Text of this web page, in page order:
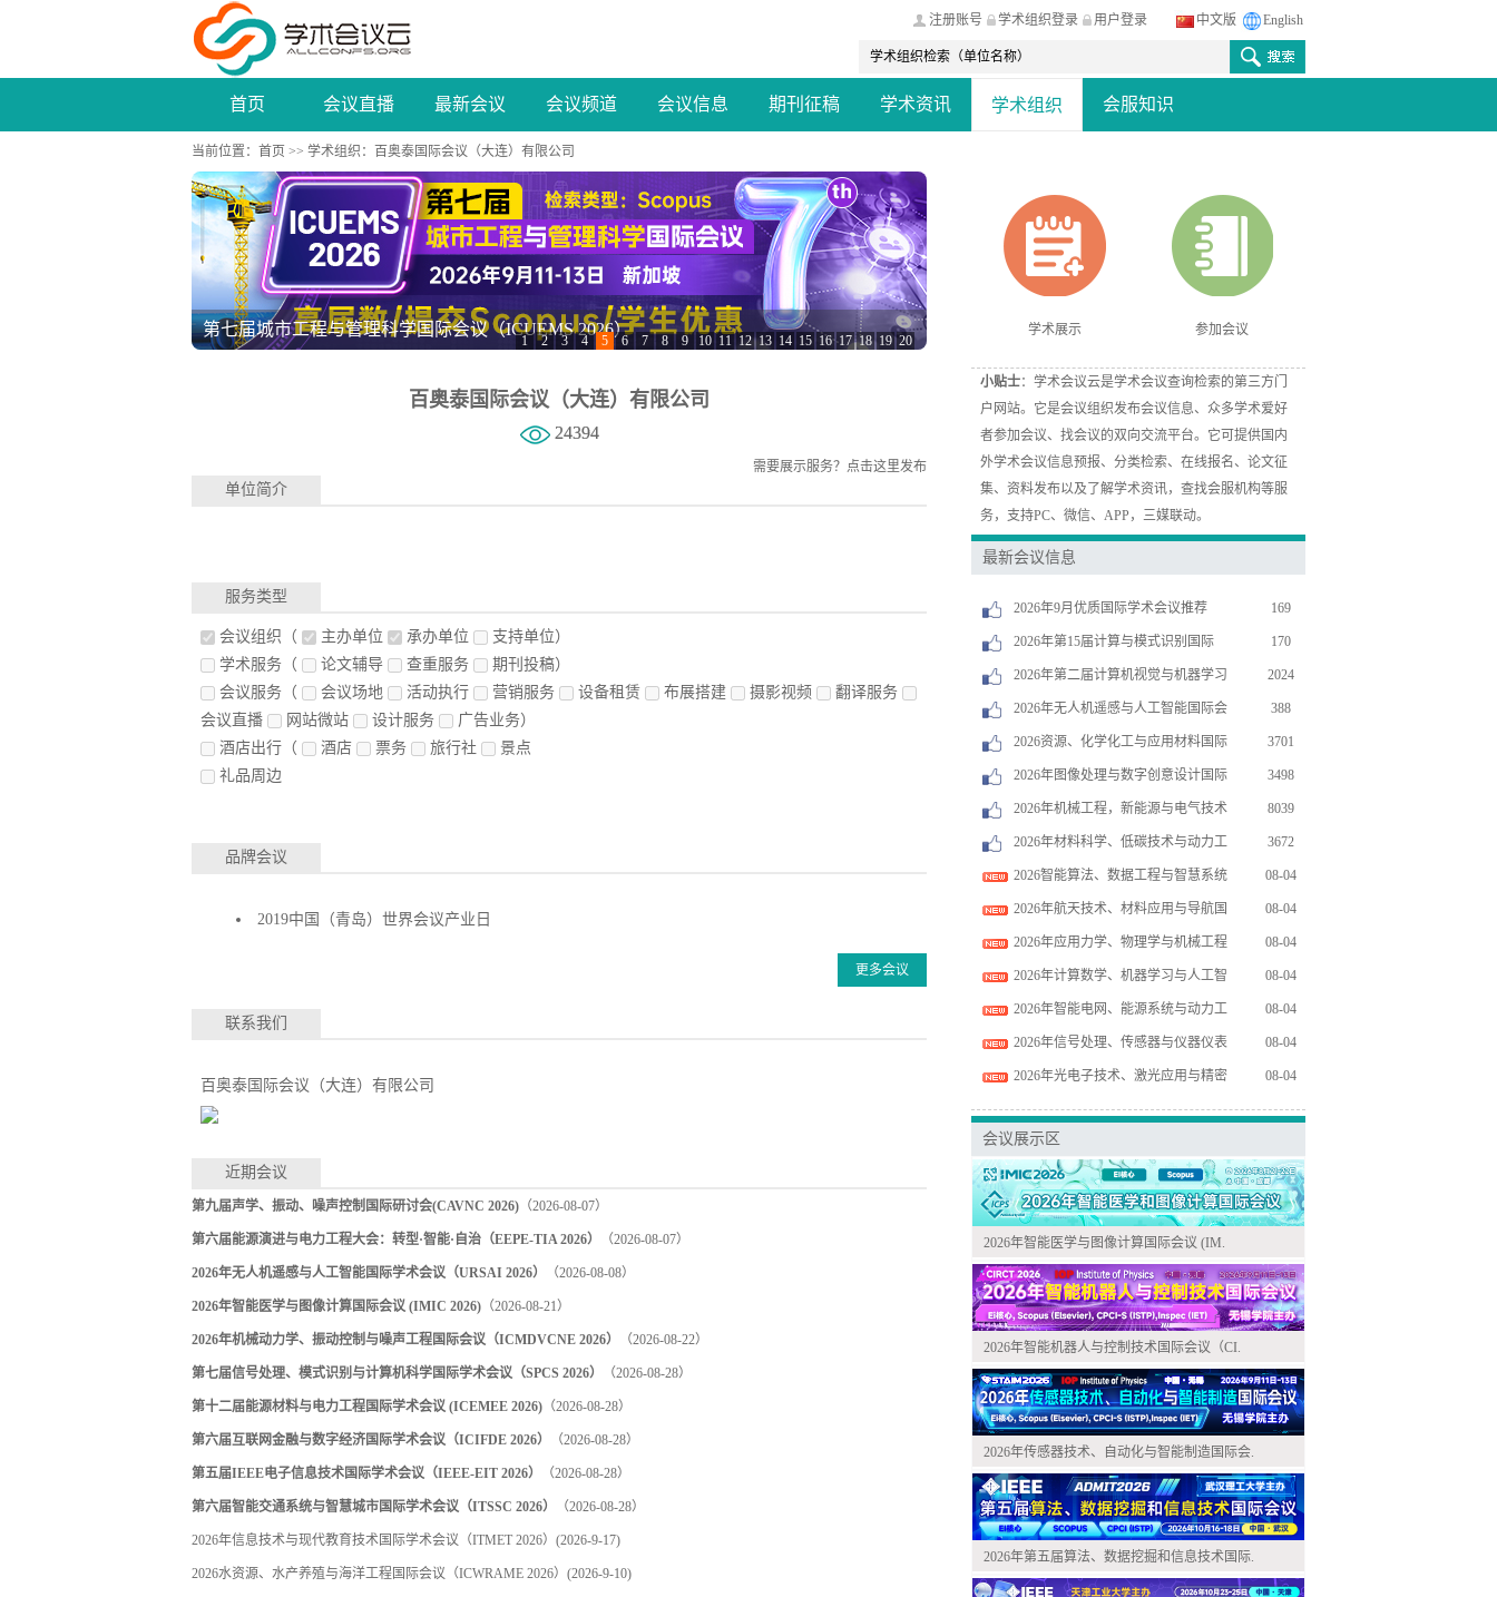
中文版 English
注册账号 学术组织登录 用户登录
首页 会议直播 最新会议 会议频道 会议信息 期刊征稿 学术资讯 学术组织 会服知识
当前位置： 首页 >> 学术组织 ：百奥泰国际会议（大连）有限公司
2026年电子工程、通信与计算机技术学术会议（EECCT 2026）
1 2 3 4 5 6 7 8 9 10 11 12 13 14 15 16 17 18 19 20
百奥泰国际会议（大连）有限公司
24394
需要展示服务？ 点击这里发布
单位简介
服务类型
会议组织 （ 主办单位 承办单位
支持单位）
学术服务 （ 论文辅导 查重服务
期刊投稿）
会议服务 （ 会议场地 活动执行 营销服务 设备租赁 布展搭建 摄影视频
翻译服务
会议直播
网站微站 设计服务
广告业务）
酒店出行 （ 酒店 票务 旅行社
景点
礼品周边
品牌会议
2019中国（青岛）世界会议产业日
更多会议
联系我们
百奥泰国际会议（大连）有限公司
近期会议
第九届声学、振动、噪声控制国际研讨会(CAVNC 2026) （2026-08-07）
第六届能源演进与电力工程大会：转型·智能·自治（EEPE-TIA 2026） （2026-08-07）
2026年无人机遥感与人工智能国际学术会议（URSAI 2026） （2026-08-08）
2026年智能医学与图像计算国际会议 (IMIC 2026) （2026-08-21）
2026年机械动力学、振动控制与噪声工程国际会议（ICMDVCNE 2026） （2026-08-22）
第七届信号处理、模式识别与计算机科学国际学术会议（SPCS 2026） （2026-08-28）
第十二届能源材料与电力工程国际学术会议 (ICEMEE 2026) （2026-08-28）
第六届互联网金融与数字经济国际学术会议（ICIFDE 2026） （2026-08-28）
第五届IEEE电子信息技术国际学术会议（IEEE-EIT 2026） （2026-08-28）
第六届智能交通系统与智慧城市国际学术会议（ITSSC 2026） （2026-08-28）
2026年信息技术与现代教育技术国际学术会议（ITMET 2026） (2026-9-17)
2026水资源、水产养殖与海洋工程国际会议（ICWRAME 2026） (2026-9-10)
学术展示 参加会议
小贴士：学术会议云是学术会议查询检索的第三方门
户网站。它是会议组织发布会议信息、众多学术爱好
者参加会议、找会议的双向交流平台。它可提供国内
外学术会议信息预报、分类检索、在线报名、论文征
集、资料发布以及了解学术资讯，查找会服机构等服
务，支持PC、微信、APP，三媒联动。
最新会议信息
2026年9月优质国际学术会议推荐 169
2026年第15届计算与模式识别国际 170
2026年第二届计算机视觉与机器学习 2024
2026年无人机遥感与人工智能国际会 388
2026资源、化学化工与应用材料国际 3701
2026年图像处理与数字创意设计国际 3498
2026年机械工程，新能源与电气技术 8039
2026年材料科学、低碳技术与动力工 3672
2026智能算法、数据工程与智慧系统 08-04
2026年航天技术、材料应用与导航国 08-04
2026年应用力学、物理学与机械工程 08-04
2026年计算数学、机器学习与人工智 08-04
2026年智能电网、能源系统与动力工 08-04
2026年信号处理、传感器与仪器仪表 08-04
2026年光电子技术、激光应用与精密 08-04
会议展示区
2026年智能医学与图像计算国际会议 (IM.
2026年智能机器人与控制技术国际会议（CI.
2026年传感器技术、自动化与智能制造国际会.
2026年第五届算法、数据挖掘和信息技术国际.